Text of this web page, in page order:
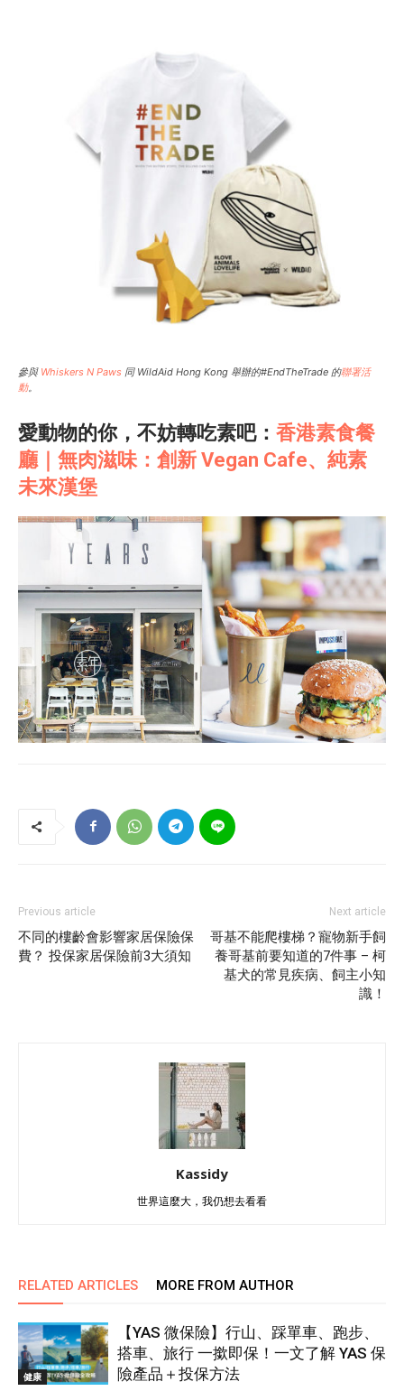
參與 Whiskers N Paws 同 WildAid Hong Kong 舉辦的#EndTheTrade 的聯署活
動。
愛動物的你，不妨轉吃素吧： 香港素食餐
廳｜無肉滋味：創新 Vegan Cafe、純素
未來漢堡
Previous article
不同的樓齡會影響家居保險保
費？ 投保家居保險前3大須知
Next article
哥基不能爬樓梯？寵物新手飼
養哥基前要知道的7件事 – 柯
基犬的常見疾病、飼主小知
識！
Kassidy
世界這麼大，我仍想去看看
RELATED ARTICLES MORE FROM AUTHOR
健康
【YAS 微保險】行山、踩單車、跑步、
搭車、旅行 一撳即保！一文了解 YAS 保
險產品＋投保方法